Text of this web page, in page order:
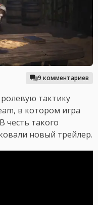
9 комментариев
тактику
в котором игра
честь такого
новый трейлер.